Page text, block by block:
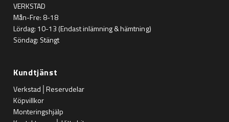
VERKSTAD
Mån-Fre: 8-18
Lördag: 10-13 (Endast inlämning & hämtning)
Söndag: Stängt
Kundtjänst
Verkstad│Reservdelar
Köpvillkor
Monteringshjälp